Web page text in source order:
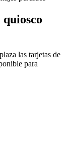
las tarjetas de
para